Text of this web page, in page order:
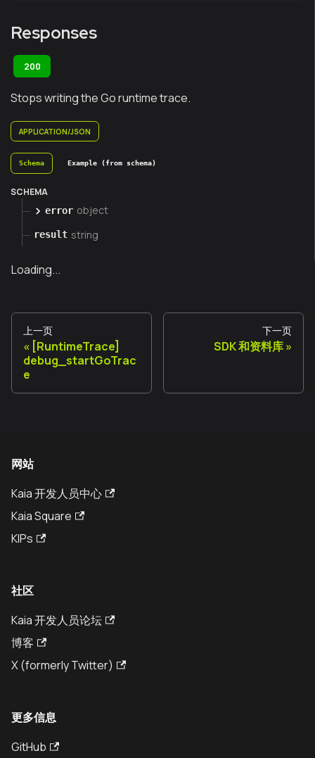
Responses
200
Stops writing the Go runtime trace.
APPLICATION/JSON
Schema Example (from schema)
SCHEMA
error object
result string
Loading...
上一页
[RuntimeTrace]
debug_startGoTrac
e
下一页
SDK 和资料库
网站
Kaia 开发人员中心
Kaia Square
KIPs
社区
Kaia 开发人员论坛
博客
X (formerly Twitter)
更多信息
GitHub